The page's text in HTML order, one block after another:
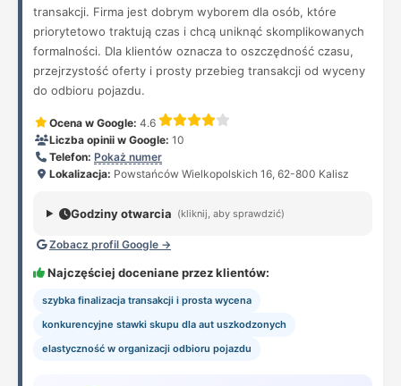
transakcji. Firma jest dobrym wyborem dla osób, które
priorytetowo traktują czas i chcą uniknąć skomplikowanych
formalności. Dla klientów oznacza to oszczędność czasu,
przejrzystość oferty i prosty przebieg transakcji od wyceny
do odbioru pojazdu.
Ocena w Google: 4.6
Liczba opinii w Google: 10
Telefon: Pokaż numer
Lokalizacja: Powstańców Wielkopolskich 16, 62-800 Kalisz
Godziny otwarcia (kliknij, aby sprawdzić)
Zobacz profil Google →
Najczęściej doceniane przez klientów:
szybka finalizacja transakcji i prosta wycena
konkurencyjne stawki skupu dla aut uszkodzonych
elastyczność w organizacji odbioru pojazdu